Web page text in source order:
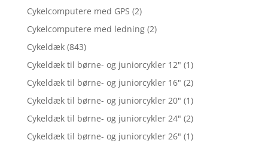
Cykelcomputere med GPS (2)
Cykelcomputere med ledning (2)
Cykeldæk (843)
Cykeldæk til børne- og juniorcykler 12" (1)
Cykeldæk til børne- og juniorcykler 16" (2)
Cykeldæk til børne- og juniorcykler 20" (1)
Cykeldæk til børne- og juniorcykler 24" (2)
Cykeldæk til børne- og juniorcykler 26" (1)